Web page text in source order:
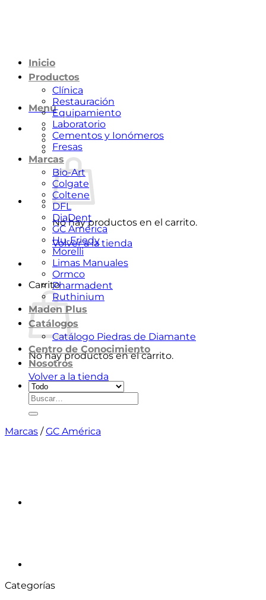
Menú
No hay productos en el carrito.
Volver a la tienda
Carrito
No hay productos en el carrito.
Volver a la tienda
Inicio
Productos
Clínica
Restauración
Equipamiento
Laboratorio
Cementos y Ionómeros
Fresas
Marcas
Bio-Art
Colgate
Coltene
DFL
DiaDent
GC América
Hu-Friedy
Morelli
Limas Manuales
Ormco
Pharmadent
Ruthinium
Maden Plus
Catálogos
Catálogo Piedras de Diamante
Centro de Conocimiento
Nosotros
Buscar
por:
Marcas / GC América
Categorías